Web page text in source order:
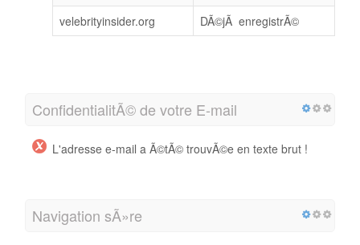
velebrityinsider.org
DÃ©jÃ enregistrÃ©
ConfidentialitÃ© de votre E-mail
L'adresse e-mail a Ã©tÃ© trouvÃ©e en texte brut !
Navigation sÃ»re